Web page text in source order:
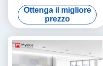
moderno 4 persone mobili
da ufficio Stazione di lavoro
tavolo con gamba di metallo,
personale esecutivo
Stazione di lavoro moderna
ufficio scrivania
Ottenga il migliore
prezzo